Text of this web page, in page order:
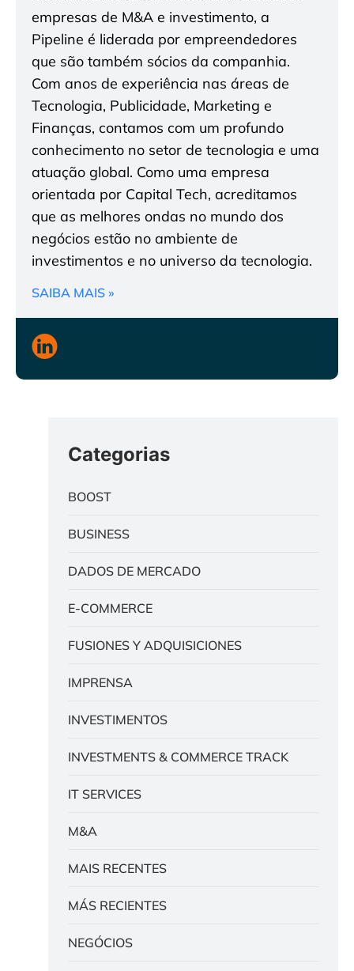
empresas de M&A e investimento, a
Pipeline é liderada por empreendedores
que são também sócios da companhia.
Com anos de experiência nas áreas de
Tecnologia, Publicidade, Marketing e
Finanças, contamos com um profundo
conhecimento no setor de tecnologia e uma
atuação global. Como uma empresa
orientada por Capital Tech, acreditamos
que as melhores ondas no mundo dos
negócios estão no ambiente de
investimentos e no universo da tecnologia.
SAIBA MAIS »
Categorias
BOOST
BUSINESS
DADOS DE MERCADO
E-COMMERCE
FUSIONES Y ADQUISICIONES
IMPRENSA
INVESTIMENTOS
INVESTMENTS & COMMERCE TRACK
IT SERVICES
M&A
MAIS RECENTES
MÁS RECIENTES
NEGÓCIOS